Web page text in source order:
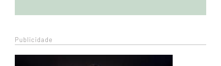
Publicidade